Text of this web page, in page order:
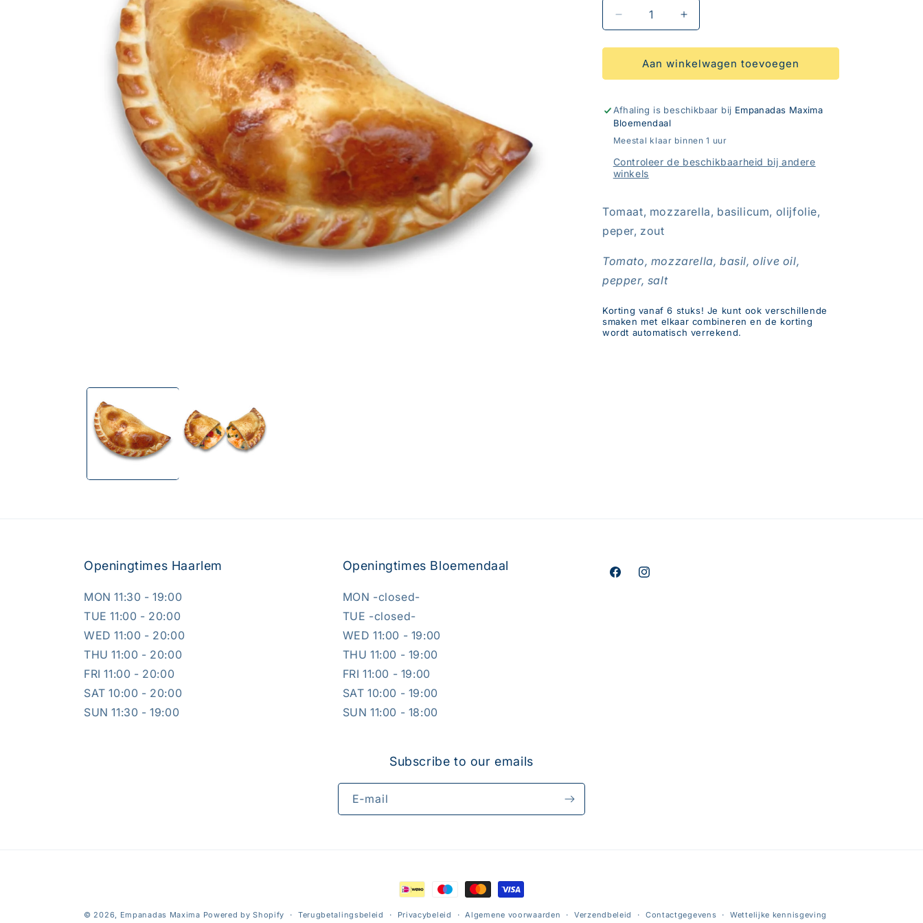
Aantal
verlagen
voor
Caprese
Ⓥ
Aantal
verhogen
voor
Caprese
Ⓥ
Aan winkelwagen toevoegen
Afhaling is beschikbaar bij Empanadas Maxima
Bloemendaal
Meestal klaar binnen 1 uur
Controleer de beschikbaarheid bij andere
winkels
Tomaat, mozzarella, basilicum, olijfolie,
peper, zout
Tomato, mozzarella, basil, olive oil,
pepper, salt
Korting vanaf 6 stuks! Je kunt ook verschillende
smaken met elkaar combineren en de korting
wordt automatisch verrekend.
Openingtimes Haarlem
MON 11:30 - 19:00
TUE 11:00 - 20:00
WED 11:00 - 20:00
THU 11:00 - 20:00
FRI 11:00 - 20:00
SAT 10:00 - 20:00
SUN 11:30 - 19:00
Openingtimes Bloemendaal
MON -closed-
TUE -closed-
WED 11:00 - 19:00
THU 11:00 - 19:00
FRI 11:00 - 19:00
SAT 10:00 - 19:00
SUN 11:00 - 18:00
FacebookInstagram
Subscribe to our emails
E‑mail
Betaalmethoden
© 2026, Empanadas Maxima Powered by Shopify Terugbetalingsbeleid Privacybeleid Algemene voorwaarden Verzendbeleid Contactgegevens Wettelijke kennisgeving